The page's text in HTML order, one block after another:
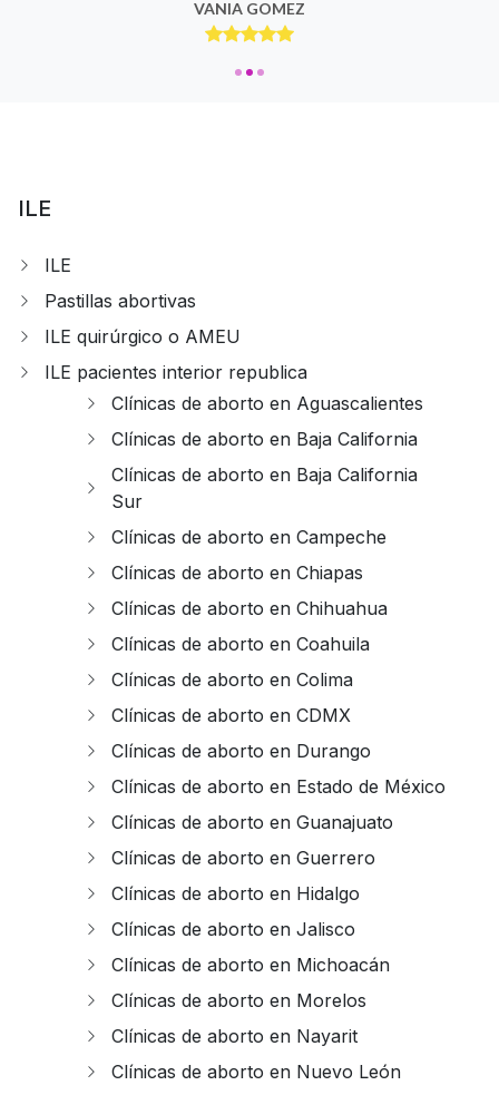
VANIA GOMEZ
ILE
ILE
Pastillas abortivas
ILE quirúrgico o AMEU
ILE pacientes interior republica
Clínicas de aborto en Aguascalientes
Clínicas de aborto en Baja California
Clínicas de aborto en Baja California
Sur
Clínicas de aborto en Campeche
Clínicas de aborto en Chiapas
Clínicas de aborto en Chihuahua
Clínicas de aborto en Coahuila
Clínicas de aborto en Colima
Clínicas de aborto en CDMX
Clínicas de aborto en Durango
Clínicas de aborto en Estado de México
Clínicas de aborto en Guanajuato
Clínicas de aborto en Guerrero
Clínicas de aborto en Hidalgo
Clínicas de aborto en Jalisco
Clínicas de aborto en Michoacán
Clínicas de aborto en Morelos
Clínicas de aborto en Nayarit
Clínicas de aborto en Nuevo León